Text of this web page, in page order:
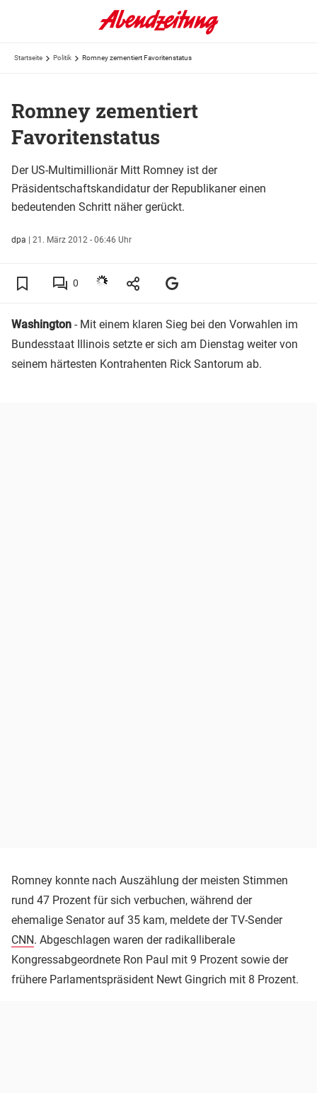
Startseite Politik Romney zementiert Favoritenstatus
Romney zementiert
Favoritenstatus
Der US-Multimillionär Mitt Romney ist der
Präsidentschaftskandidatur der Republikaner einen
bedeutenden Schritt näher gerückt.
dpa | 21. März 2012 - 06:46 Uhr
0
Washington - Mit einem klaren Sieg bei den Vorwahlen im
Bundesstaat Illinois setzte er sich am Dienstag weiter von
seinem härtesten Kontrahenten Rick Santorum ab.
Romney konnte nach Auszählung der meisten Stimmen
rund 47 Prozent für sich verbuchen, während der
ehemalige Senator auf 35 kam, meldete der TV-Sender
CNN. Abgeschlagen waren der radikalliberale
Kongressabgeordnete Ron Paul mit 9 Prozent sowie der
frühere Parlamentspräsident Newt Gingrich mit 8 Prozent.